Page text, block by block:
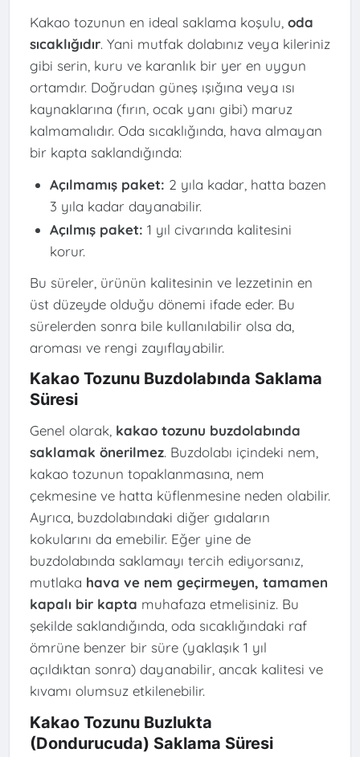
Kakao tozunun en ideal saklama koşulu, oda
sıcaklığıdır. Yani mutfak dolabınız veya kileriniz
gibi serin, kuru ve karanlık bir yer en uygun
ortamdır. Doğrudan güneş ışığına veya ısı
kaynaklarına (fırın, ocak yanı gibi) maruz
kalmamalıdır. Oda sıcaklığında, hava almayan
bir kapta saklandığında:
Açılmamış paket: 2 yıla kadar, hatta bazen
3 yıla kadar dayanabilir.
Açılmış paket: 1 yıl civarında kalitesini
korur.
Bu süreler, ürünün kalitesinin ve lezzetinin en
üst düzeyde olduğu dönemi ifade eder. Bu
sürelerden sonra bile kullanılabilir olsa da,
aroması ve rengi zayıflayabilir.
Kakao Tozunu Buzdolabında Saklama
Süresi
Genel olarak, kakao tozunu buzdolabında
saklamak önerilmez. Buzdolabı içindeki nem,
kakao tozunun topaklanmasına, nem
çekmesine ve hatta küflenmesine neden olabilir.
Ayrıca, buzdolabındaki diğer gıdaların
kokularını da emebilir. Eğer yine de
buzdolabında saklamayı tercih ediyorsanız,
mutlaka hava ve nem geçirmeyen, tamamen
kapalı bir kapta muhafaza etmelisiniz. Bu
şekilde saklandığında, oda sıcaklığındaki raf
ömrüne benzer bir süre (yaklaşık 1 yıl
açıldıktan sonra) dayanabilir, ancak kalitesi ve
kıvamı olumsuz etkilenebilir.
Kakao Tozunu Buzlukta
(Dondurucuda) Saklama Süresi